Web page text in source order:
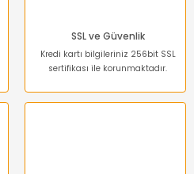
SSL ve Güvenlik
Kredi kartı bilgileriniz 256bit SSL
sertifikası ile korunmaktadır.